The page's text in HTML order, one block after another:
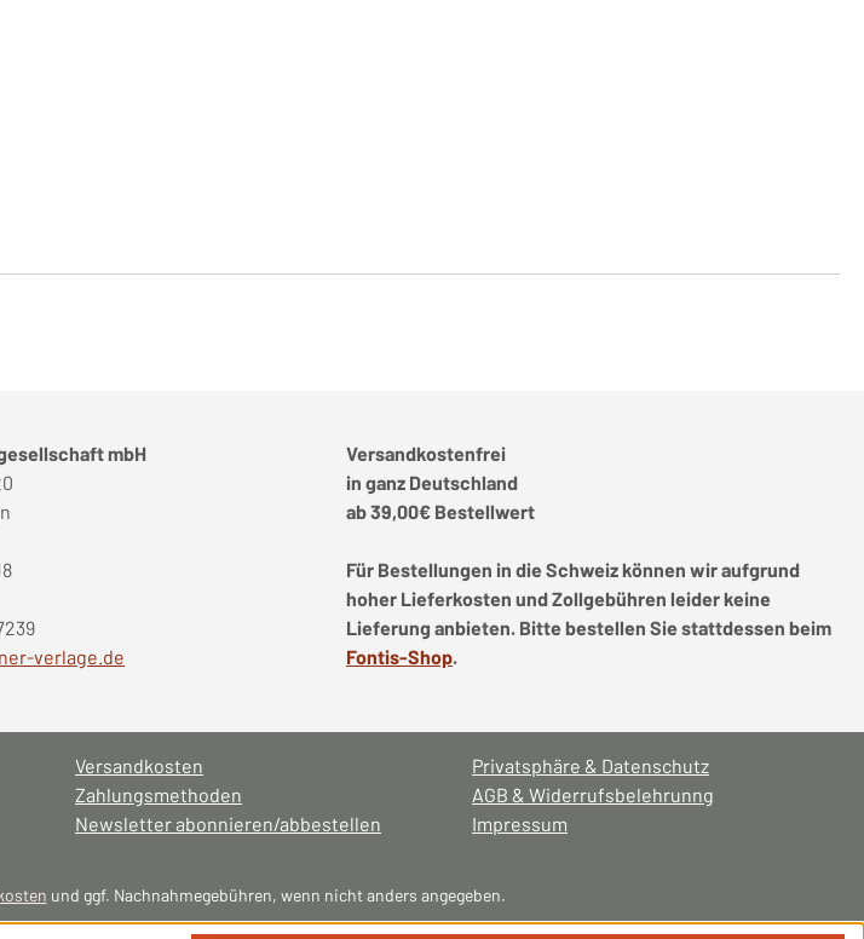
mbH
verlage.de
Versandkostenfrei
in ganz Deutschland
ab 39,00€ Bestellwert
Für Bestellungen in die Schweiz können wir aufgrund
hoher Lieferkosten und Zollgebühren leider keine
Lieferung anbieten. Bitte bestellen Sie stattdessen beim
Fontis-Shop.
Versandkosten
Zahlungsmethoden
Newsletter abonnieren/abbestellen
Privatsphäre & Datenschutz
AGB & Widerrufsbelehrunng
Impressum
und ggf. Nachnahmegebühren, wenn nicht anders angegeben.